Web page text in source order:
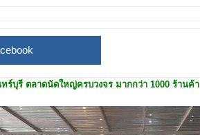
ร์บุรี ตลาดนัดใหญ่ครบวงจร มากกว่า 1000 ร้านค้า